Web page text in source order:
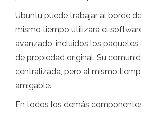
Ubuntu puede trabajar al borde
mismo tiempo utilizará el
avanzado, incluidos los
de propiedad original. Su
centralizada, pero al mismo
amigable.
En todos los demás